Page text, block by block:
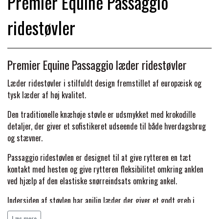
TERAPI PRODUKTER
STRØMPER
HUER & HALSTØRKLÆDER
GAVEARTIKLER VOKSNE
BØRN & JUNIOR
INSEKTBESKYTTELSE
TILSKUD & VITAMINER
STALD & FOLD
TRAVDÆKKEN & TILBEHØR
SKO & VÆRKTØJ
VOGNE & TILBEHØR
TRAV KUSK
MONTÉ
PREMIER EQUINE LINERS & DÆKKEN
PREMIER EQUINE WALKER & RIDEDÆKKEN
PREMIER EQUINE INSEKTBESKYTTELSE
PREMIER EQUINE MAGNET & INFRARØD
PREMIER EQUINE GRIMER & TRÆKTOV
PREMIER EQUINE TRENSE & TILBEHØR
CARR & DAY & MARTIN
CUSTOM
DELTACAST
FENWICK LIQUID TITANIUM®
FINNTACK
ridestøvler
Premier Equine Passaggio læder ridestøvler
Læder ridestøvler i stilfuldt design fremstillet af europæisk og
tysk læder af høj kvalitet.
Den traditionelle knæhøje støvle er udsmykket med krokodille
detaljer, der giver et sofistikeret udseende til både hverdagsbrug
og stævner.
Passaggio ridestøvlen er designet til at give rytteren en tæt
kontakt med hesten og give rytteren fleksibilitet omkring anklen
ved hjælp af den elastiske snørreindsats omkring ankel.
Indersiden af støvlen har anilin læder der giver et godt greb i
sadlen.